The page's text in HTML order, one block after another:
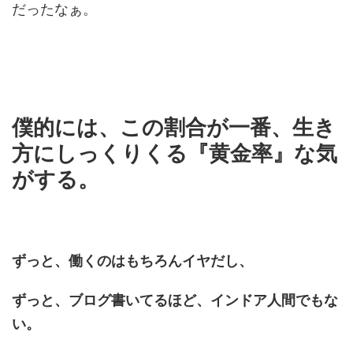
だったなぁ。
僕的には、この割合が一番、生き
方にしっくりくる『黄金率』な気
がする。
ずっと、働くのはもちろんイヤだし、
ずっと、ブログ書いてるほど、インドア人間でもな
い。